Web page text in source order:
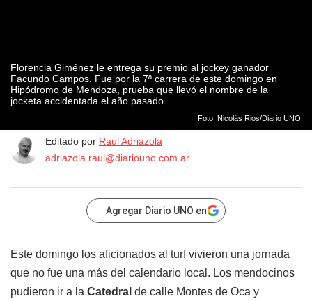
Florencia Giménez le entrega su premio al jockey ganador
Facundo Campos. Fue por la 7ª carrera de este domingo en
Hipódromo de Mendoza, prueba que llevó el nombre de la
jocketa accidentada el año pasado.
Foto: Nicolás Rios/Diario UNO
Editado por Raúl Adriazola
adriazola.raul@diariouno.com.ar
Agregar Diario UNO en
Este domingo los aficionados al turf vivieron una jornada
que no fue una más del calendario local. Los mendocinos
pudieron ir a la Catedral de calle Montes de Oca y